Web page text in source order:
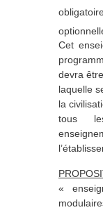
Cet
devra
laquelle
la
tous
«